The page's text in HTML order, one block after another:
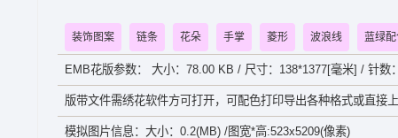
装饰图案 链条 花朵 手掌 菱形 波浪线 蓝绿
EMB花版参数： 大小：78.00 KB / 尺寸：138*1377[毫米] / 针
版带文件需绣花软件方可打开，可配色打印导出各种格式或直接
模拟图片信息：大小：0.2(MB) /图宽*高:523x5209(像素)